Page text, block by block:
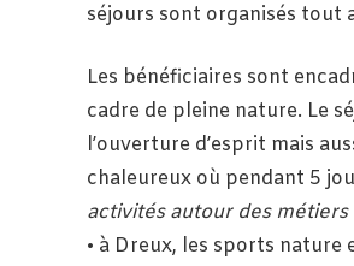
séjours sont organisés tout
Les bénéficiaires sont
cadre de pleine nature. Le
l’ouverture d’esprit mais
chaleureux où pendant 5
activités autour des
• à Dreux, les sports nature